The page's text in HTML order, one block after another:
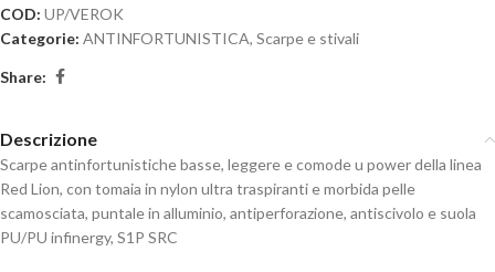
COD: UP/VEROK
Categorie: ANTINFORTUNISTICA, Scarpe e stivali
Share:
Descrizione
Scarpe antinfortunistiche basse, leggere e comode u power della linea
Red Lion, con tomaia in nylon ultra traspiranti e morbida pelle
scamosciata, puntale in alluminio, antiperforazione, antiscivolo e suola
PU/PU infinergy, S1P SRC